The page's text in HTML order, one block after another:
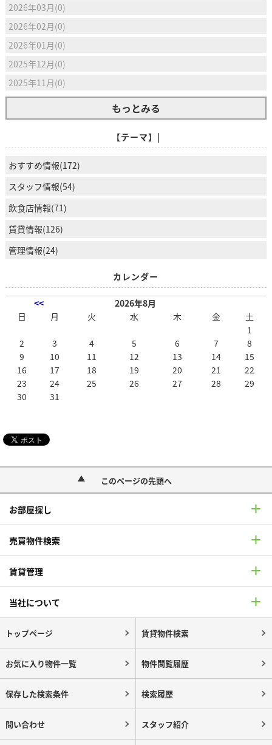
2026年03月(0)
2026年02月(0)
2026年01月(0)
2025年12月(0)
2025年11月(0)
もっとみる
【テーマ】|
おすすめ情報(172)
スタッフ情報(54)
飲食店情報(71)
賃貸情報(126)
管理情報(24)
カレンダー
<<
2026年8月
日
月 火 水 木 金
土
1
2
3 4 5 6 7
8
9
10 11 12 13 14
15
16
17 18 19 20 21
22
23
24 25 26 27 28
29
30
31
このページの先頭へ
お部屋探し
売買物件検索
賃貸管理
当社について
トップページ 賃貸物件検索
お気に入り物件一覧 物件閲覧履歴
保存した検索条件 検索履歴
問い合わせ スタッフ紹介